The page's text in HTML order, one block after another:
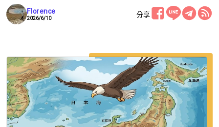
Florence
2026/6/10 分享